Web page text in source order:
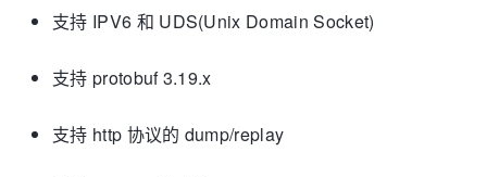
支持 IPV6 和 UDS(Unix Domain Socket)
支持 protobuf 3.19.x
支持 http 协议的 dump/replay